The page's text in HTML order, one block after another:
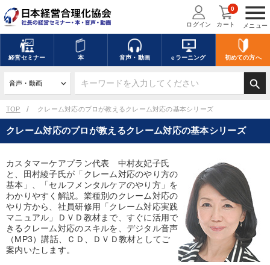
menu
メニュー
ログイン カート
0
経営セミナー 本 音声・動画 eラーニング 初めての方へ
search
キーワードを入力して探す
デジタル版対応のみ検索結果に表示する
search
mic 講演収録物を探す refresh 更新する
全国経営者セミナー講演収録物（全1315タイトル）からお探しいただけ
ます
カテゴリー
TOP クレーム対応のプロが教えるクレーム対応の基本シリーズ
クレーム対応のプロが教えるクレーム対応の基本シリーズ
カスタマーケアプラン代表 中村友妃子氏
と、田村綾子氏が「クレーム対応のやり方の
基本」、「セルフメンタルケアのやり方」を
わかりやすく解説。業種別のクレーム対応の
やり方から、社員研修用「クレーム対応実践
マニュアル」ＤＶＤ教材まで、すぐに活用で
きるクレーム対応のスキルを、デジタル音声
（MP3）講話、ＣＤ、ＤＶＤ教材としてご
案内いたします。